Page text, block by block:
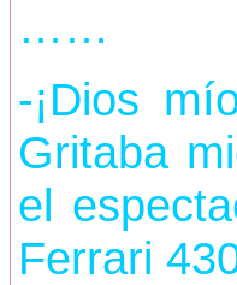
……
-¡Dios
Gritaba
el
Ferrari